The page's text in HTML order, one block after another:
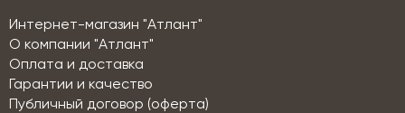
Интернет-магазин "Атлант"
О компании "Атлант"
Оплата и доставка
Гарантии и качество
Публичный договор (оферта)